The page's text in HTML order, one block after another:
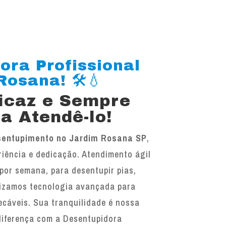
Profissional
🛠️💧
e Sempre
Atendê-lo!
no Jardim Rosana SP,
e dedicação. Atendimento ágil
semana, para desentupir pias,
tecnologia avançada para
Sua tranquilidade é nossa
com a Desentupidora